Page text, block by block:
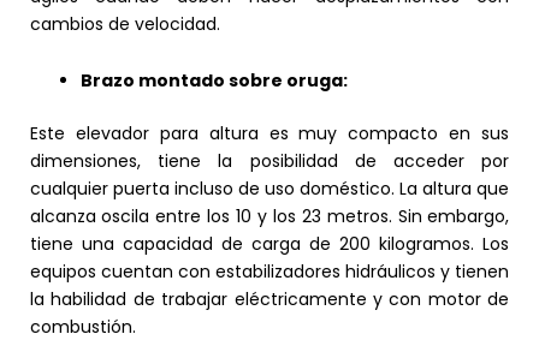
cambios de velocidad.
Brazo montado sobre oruga:
Este elevador para altura es muy compacto en sus
dimensiones, tiene la posibilidad de acceder por
cualquier puerta incluso de uso doméstico. La altura que
alcanza oscila entre los 10 y los 23 metros. Sin embargo,
tiene una capacidad de carga de 200 kilogramos. Los
equipos cuentan con estabilizadores hidráulicos y tienen
la habilidad de trabajar eléctricamente y con motor de
combustión.